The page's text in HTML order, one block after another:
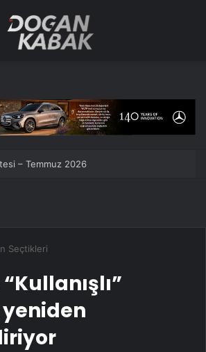
– Ağustos 2026
Seçtikleri
“Kullanışlı”
yeniden